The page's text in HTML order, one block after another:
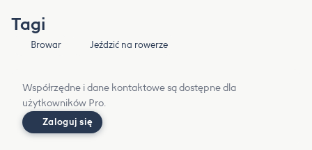
Tagi
Browar Jeździć na rowerze
Współrzędne i dane kontaktowe są dostępne dla
użytkowników Pro.
Zaloguj się